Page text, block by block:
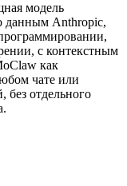
модель
данным Anthropic,
с контекстным
как
чате или
без отдельного